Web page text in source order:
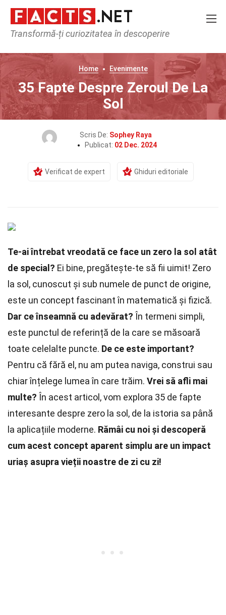
Transformă-ți curiozitatea în descoperire
Home Evenimente
35 Fapte Despre Zeroul De La
Sol
Scris De: Sophey Raya
Publicat: 02 Dec. 2024
Verificat de expert Ghiduri editoriale
Te-ai întrebat vreodată ce face un zero la sol atât
de special? Ei bine, pregătește-te să fii uimit! Zero
la sol, cunoscut și sub numele de punct de origine,
este un concept fascinant în matematică și fizică.
Dar ce înseamnă cu adevărat? În termeni simpli,
este punctul de referință de la care se măsoară
toate celelalte puncte. De ce este important?
Pentru că fără el, nu am putea naviga, construi sau
chiar înțelege lumea în care trăim. Vrei să afli mai
multe? În acest articol, vom explora 35 de fapte
interesante despre zero la sol, de la istoria sa până
la aplicațiile moderne. Rămâi cu noi și descoperă
cum acest concept aparent simplu are un impact
uriaș asupra vieții noastre de zi cu zi!